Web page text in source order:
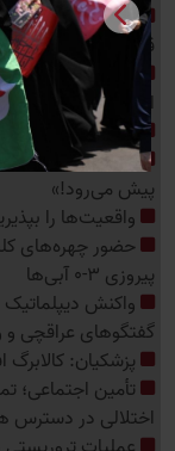
ضربات سنگین
قاچاقچیان چوب
اذعان قانونگذار
ایران
محرمانه عربستان
ادعای جنجالی
پیش می‌رود!»
واقعیت‌ها را
حضور چهره‌های
پیروزی 3-0 آبی‌ها
واکنش دیپلماتیک
گفتگوهای عراقچی و
پزشکیان: کالابرگ
تأمین اجتماعی؛
اختلالی در دسترس